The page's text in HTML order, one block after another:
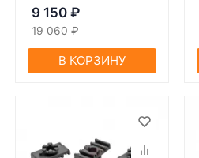
9 150 ₽
19 060 ₽
В КОРЗИНУ